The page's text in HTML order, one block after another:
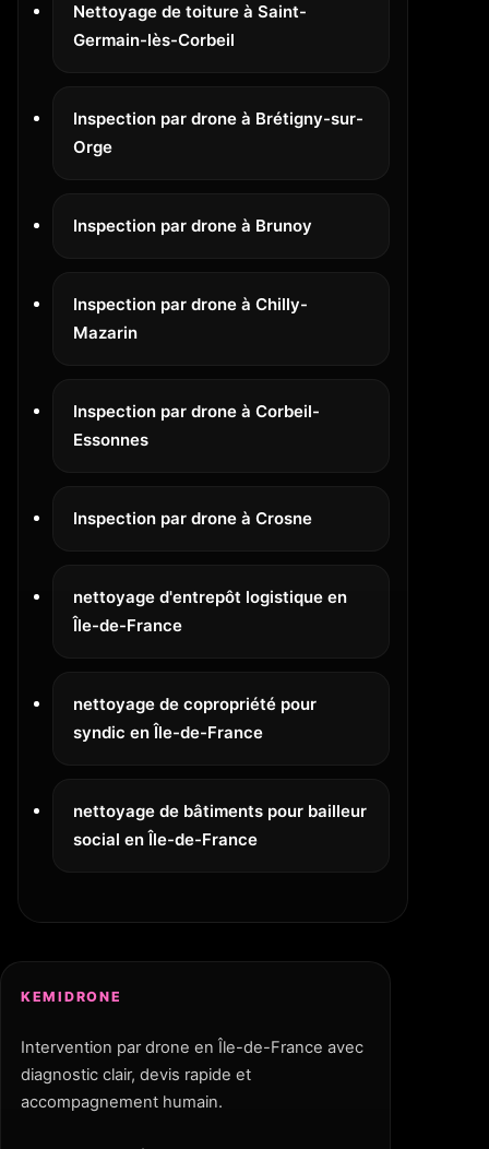
Nettoyage de toiture à Saint-
Germain-lès-Corbeil
Inspection par drone à Brétigny-sur-
Orge
Inspection par drone à Brunoy
Inspection par drone à Chilly-
Mazarin
Inspection par drone à Corbeil-
Essonnes
Inspection par drone à Crosne
nettoyage d'entrepôt logistique en
Île-de-France
nettoyage de copropriété pour
syndic en Île-de-France
nettoyage de bâtiments pour bailleur
social en Île-de-France
KEMIDRONE
Intervention par drone en Île-de-France avec
diagnostic clair, devis rapide et
accompagnement humain.